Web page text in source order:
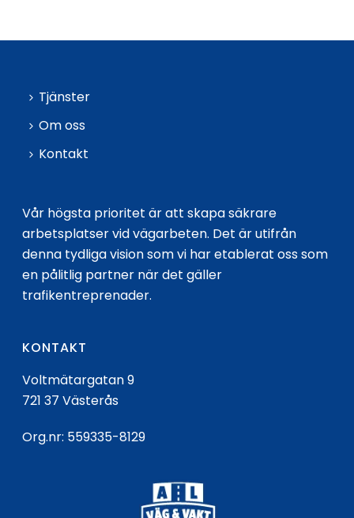
Tjänster
Om oss
Kontakt
Vår högsta prioritet är att skapa säkrare
arbetsplatser vid vägarbeten. Det är utifrån
denna tydliga vision som vi har etablerat oss som
en pålitlig partner när det gäller
trafikentreprenader.
KONTAKT
Voltmätargatan 9
721 37 Västerås
Org.nr: 559335-8129